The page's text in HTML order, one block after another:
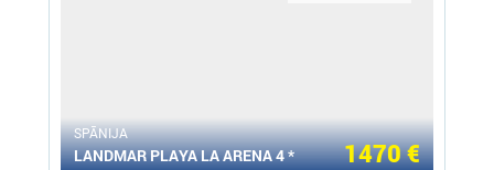
SPĀNIJA
LANDMAR PLAYA LA ARENA 4 * 1470 €